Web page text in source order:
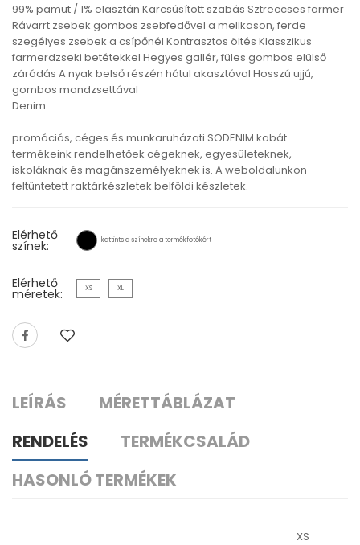
99% pamut / 1% elasztán Karcsúsított szabás Sztreccses farmer
Rávarrt zsebek gombos zsebfedővel a mellkason, ferde
szegélyes zsebek a csípőnél Kontrasztos öltés Klasszikus
farmerdzseki betétekkel Hegyes gallér, füles gombos elülső
záródás A nyak belső részén hátul akasztóval Hosszú ujjú,
gombos mandzsettával
Denim
promóciós, céges és munkaruházati SODENIM kabát
termékeink rendelhetőek cégeknek, egyesületeknek,
iskoláknak és magánszemélyeknek is. A weboldalunkon
feltüntetett raktárkészletek belföldi készletek.
Elérhető
színek: kattints a színekre a termékfotókért
Elérhető
méretek: XS XL
LEÍRÁS
MÉRETTÁBLÁZAT
RENDELÉS
TERMÉKCSALÁD
HASONLÓ TERMÉKEK
XS